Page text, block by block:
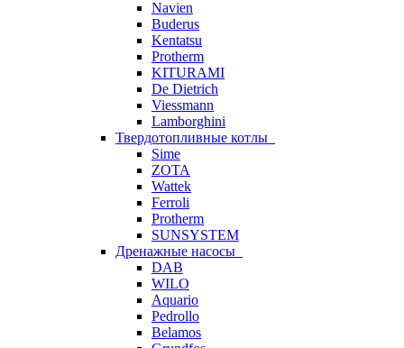
Navien
Buderus
Kentatsu
Protherm
KITURAMI
De Dietrich
Viessmann
Lamborghini
Твердотопливные котлы
Sime
ZOTA
Wattek
Ferroli
Protherm
SUNSYSTEM
Дренажные насосы
DAB
WILO
Aquario
Pedrollo
Belamos